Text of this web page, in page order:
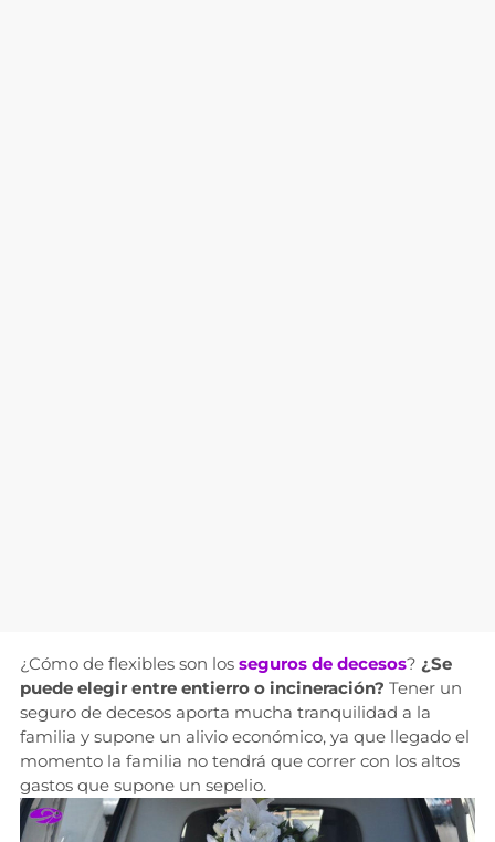
¿Cómo de flexibles son los seguros de decesos? ¿Se
puede elegir entre entierro o incineración? Tener un
seguro de decesos aporta mucha tranquilidad a la
familia y supone un alivio económico, ya que llegado el
momento la familia no tendrá que correr con los altos
gastos que supone un sepelio.